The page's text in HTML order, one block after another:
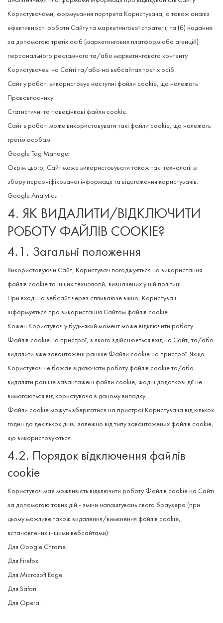
Користувачами, формування портрета Користувача, а також аналіз
ефективності роботи Сайту та маркетингової стратегії; та (б) надання
за допомогою третіх осіб (маркетингових платформ або агенцій)
персонального рекламного та/або маркетингового контенту
Користувачеві на Сайті та/або на вебсайтах третіх осіб.
Сайт у роботі використовує наступні файли cookie, що належать
Правовласнику:
Статистичні та поведінкові файли cookie.
Сайт в роботі може використовувати такі файли cookie, що належать
третім особам:
Google Tag Manager
Окрім цього, Сайт може використовувати також такі технології зі
збору персоніфікованої інформації та відстеження користувачів:
Google Analytics
4. ЯК ВИДАЛИТИ/ВІДКЛЮЧИТИ
РОБОТУ ФАЙЛІВ COOKIE?
4.1. Загальні положення
Використовуючи Сайт, Користувач погоджується на використання
файлів cookie та інших технологій, визначених у цій політиці.
При вході на вебсайт через спливаюче вікно, Користувач
інформується про використання Сайтом файлів cookie.
Кожен Користувач у будь-який момент може відключити роботу
Файлів cookie на пристрої, з якого здійснюється вхід на Сайт, та/або
видалити вже завантажені раніше Файли cookie на пристрої. Якщо
Користувач не бажає відключати роботу файлів cookie та/або
видаляти раніше завантажені файли cookie, жодні додаткові дії не
вимагаються від користувача в даному випадку.
Файли cookie можуть зберігатися на пристрої Користувача від кількох
годин до декількох днів, залежно від типу завантажених файлів cookie,
що використовуються.
4.2. Порядок відключення файлів
cookie
Користувач має можливість відключити роботу Файлів cookie на Сайті
за допомогою таких дій - зміни налаштувань свого браузера (при
цьому можливе також видалення/вимкнення файлів cookie,
встановлених іншими вебсайтами):
Для Google Chrome.
Для Firefox.
Для Microsoft Edge.
Для Safari.
Для Opera.